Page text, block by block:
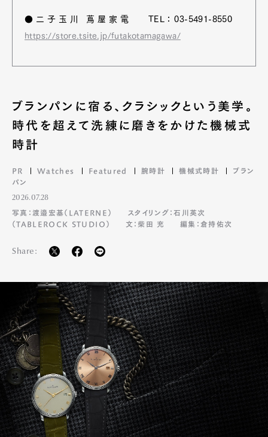
●二子玉川 蔦屋家電 TEL：03-5491-8550
https://store.tsite.jp/futakotamagawa/
ブランパンに宿る、クラシックという美学。
時代を超えて洗練に磨きをかけた機械式
時計
PR Watches Featured 腕時計 機械式時計
ブラン
パン
2026.07.28
写真：渡邉宏基（LATERNE）
スタイリング：石川英次
（TABLEROCK STUDIO）
文：柴田 充 編集：倉持佑次
Share: